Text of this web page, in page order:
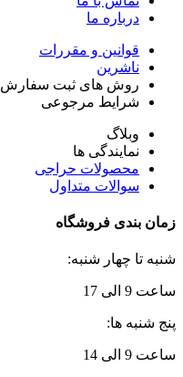
درباره ما
قوانین و مقررات
ناشرین
روش های ثبت سفارش
شرایط مرجوعی
وبلاگ
نمایندگی ها
محصولات حراجی
سوالات متداول
زمان بندی فروشگاه
شنبه تا چهار شنبه:
ساعت 9 الی 17
پنج شنبه ها:
ساعت 9 الی 14